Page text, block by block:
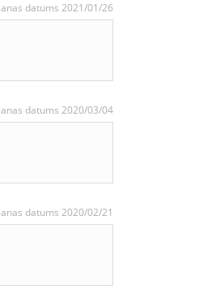
datums 2021/01/26
datums 2020/03/04
datums 2020/02/21